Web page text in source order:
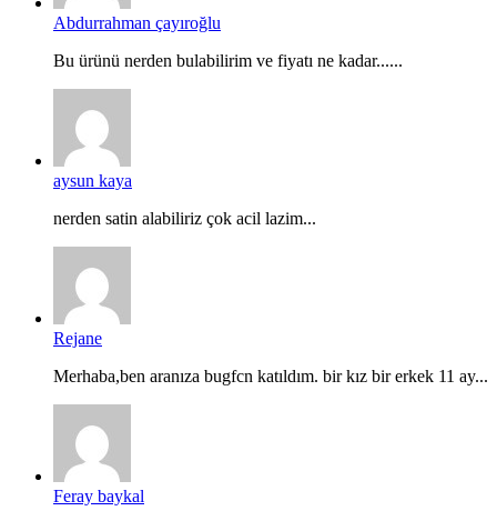
Abdurrahman çayıroğlu
Bu ürünü nerden bulabilirim ve fiyatı ne kadar......
aysun kaya
nerden satin alabiliriz çok acil lazim...
Rejane
Merhaba,ben aranıza bugfcn katıldım. bir kız bir erkek 11 ay...
Feray baykal